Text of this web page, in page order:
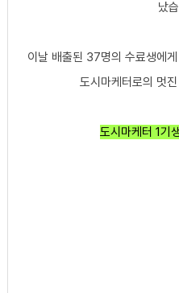
났
이날 배출된 37명의 수료생에
도시마케터로의 멋
도시마케터 1기